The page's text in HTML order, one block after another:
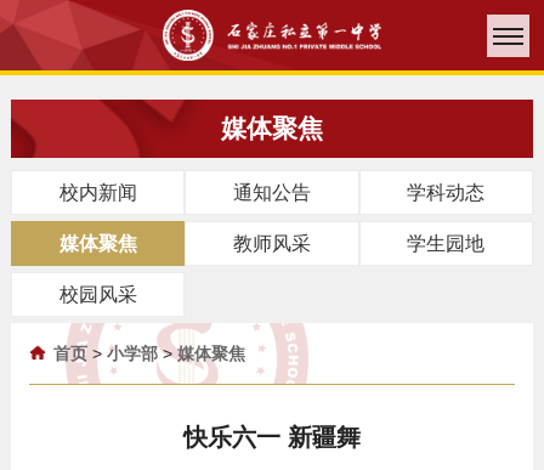
媒体聚焦
校内新闻 通知公告 学科动态
媒体聚焦 教师风采 学生园地
校园风采
首页> 小学部>媒体聚焦
快乐六一 新疆舞